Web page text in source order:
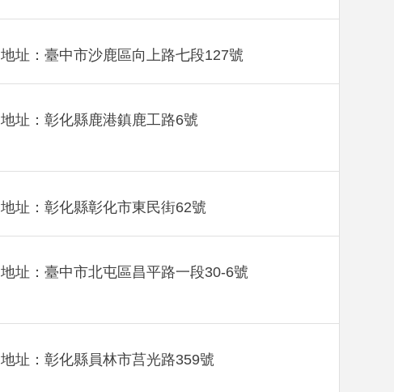
地址：臺中市沙鹿區向上路七段127號
地址：彰化縣鹿港鎮鹿工路6號
地址：彰化縣彰化市東民街62號
地址：臺中市北屯區昌平路一段30-6號
地址：彰化縣員林市莒光路359號